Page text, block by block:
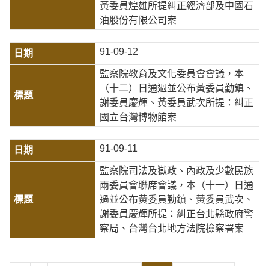
黃委員煌雄所提糾正經濟部及中國石
油股份有限公司案
91-09-12
監察院教育及文化委員會會議，本
（十二）日通過並公布黃委員勤鎮、
謝委員慶輝、黃委員武次所提：糾正
國立台灣博物館案
91-09-11
監察院司法及獄政、內政及少數民族
兩委員會聯席會議，本（十一）日通
過並公布黃委員勤鎮、黃委員武次、
謝委員慶輝所提：糾正台北縣政府警
察局、台灣台北地方法院檢察署案